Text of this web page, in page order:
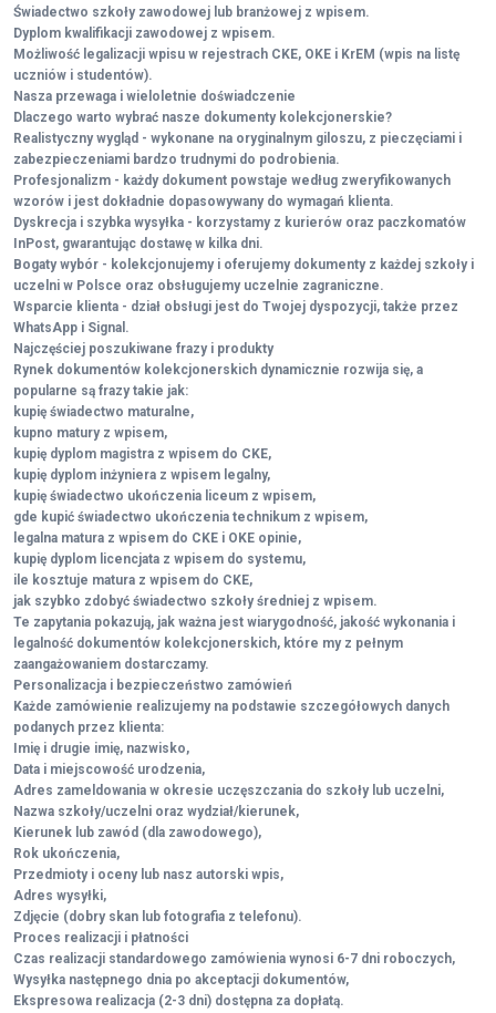
Świadectwo szkoły zawodowej lub branżowej z wpisem.
Dyplom kwalifikacji zawodowej z wpisem.
Możliwość legalizacji wpisu w rejestrach CKE, OKE i KrEM (wpis na listę
uczniów i studentów).
Nasza przewaga i wieloletnie doświadczenie
Dlaczego warto wybrać nasze dokumenty kolekcjonerskie?
Realistyczny wygląd - wykonane na oryginalnym giloszu, z pieczęciami i
zabezpieczeniami bardzo trudnymi do podrobienia.
Profesjonalizm - każdy dokument powstaje według zweryfikowanych
wzorów i jest dokładnie dopasowywany do wymagań klienta.
Dyskrecja i szybka wysyłka - korzystamy z kurierów oraz paczkomatów
InPost, gwarantując dostawę w kilka dni.
Bogaty wybór - kolekcjonujemy i oferujemy dokumenty z każdej szkoły i
uczelni w Polsce oraz obsługujemy uczelnie zagraniczne.
Wsparcie klienta - dział obsługi jest do Twojej dyspozycji, także przez
WhatsApp i Signal.
Najczęściej poszukiwane frazy i produkty
Rynek dokumentów kolekcjonerskich dynamicznie rozwija się, a
popularne są frazy takie jak:
kupię świadectwo maturalne,
kupno matury z wpisem,
kupię dyplom magistra z wpisem do CKE,
kupię dyplom inżyniera z wpisem legalny,
kupię świadectwo ukończenia liceum z wpisem,
gde kupić świadectwo ukończenia technikum z wpisem,
legalna matura z wpisem do CKE i OKE opinie,
kupię dyplom licencjata z wpisem do systemu,
ile kosztuje matura z wpisem do CKE,
jak szybko zdobyć świadectwo szkoły średniej z wpisem.
Te zapytania pokazują, jak ważna jest wiarygodność, jakość wykonania i
legalność dokumentów kolekcjonerskich, które my z pełnym
zaangażowaniem dostarczamy.
Personalizacja i bezpieczeństwo zamówień
Każde zamówienie realizujemy na podstawie szczegółowych danych
podanych przez klienta:
Imię i drugie imię, nazwisko,
Data i miejscowość urodzenia,
Adres zameldowania w okresie uczęszczania do szkoły lub uczelni,
Nazwa szkoły/uczelni oraz wydział/kierunek,
Kierunek lub zawód (dla zawodowego),
Rok ukończenia,
Przedmioty i oceny lub nasz autorski wpis,
Adres wysyłki,
Zdjęcie (dobry skan lub fotografia z telefonu).
Proces realizacji i płatności
Czas realizacji standardowego zamówienia wynosi 6-7 dni roboczych,
Wysyłka następnego dnia po akceptacji dokumentów,
Ekspresowa realizacja (2-3 dni) dostępna za dopłatą.